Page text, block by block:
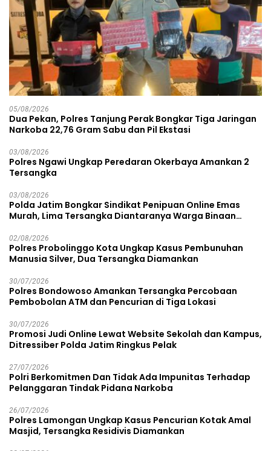
05/08/2026
Dua Pekan, Polres Tanjung Perak Bongkar Tiga Jaringan
Narkoba 22,76 Gram Sabu dan Pil Ekstasi
03/08/2026
Polres Ngawi Ungkap Peredaran Okerbaya Amankan 2
Tersangka
03/08/2026
Polda Jatim Bongkar Sindikat Penipuan Online Emas
Murah, Lima Tersangka Diantaranya Warga Binaan
02/08/2026
Polres Probolinggo Kota Ungkap Kasus Pembunuhan
Manusia Silver, Dua Tersangka Diamankan
30/07/2026
Polres Bondowoso Amankan Tersangka Percobaan
Pembobolan ATM dan Pencurian di Tiga Lokasi
30/07/2026
Promosi Judi Online Lewat Website Sekolah dan Kampus,
Ditressiber Polda Jatim Ringkus Pelak
27/07/2026
Polri Berkomitmen Dan Tidak Ada Impunitas Terhadap
Pelanggaran Tindak Pidana Narkoba
26/07/2026
Polres Lamongan Ungkap Kasus Pencurian Kotak Amal
Masjid, Tersangka Residivis Diamankan